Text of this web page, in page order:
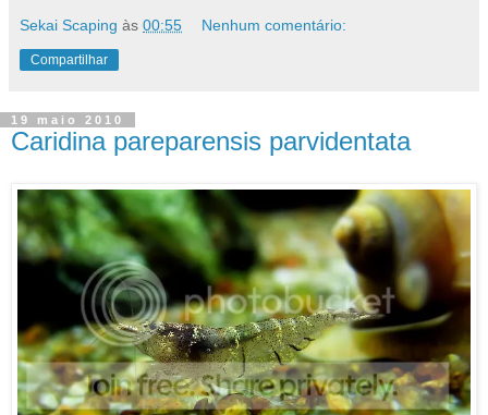
Sekai Scaping às 00:55 Nenhum comentário:
Compartilhar
19 maio 2010
Caridina pareparensis parvidentata